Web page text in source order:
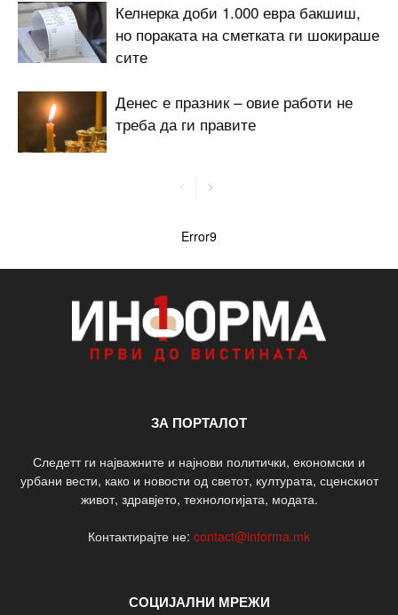
Келнерка доби 1.000 евра бакшиш,
но пораката на сметката ги шокираше
сите
Денес е празник – овие работи не
треба да ги правите
Error9
ЗА ПОРТАЛОТ
Следетт ги најважните и најнови политички, економски и
урбани вести, како и новости од светот, културата, сценскиот
живот, здравјето, технологијата, модата.
Контактирајте не: contact@informa.mk
СОЦИЈАЛНИ МРЕЖИ